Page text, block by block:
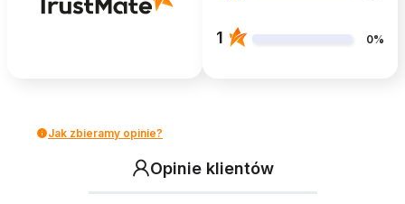
1 0%
Jak zbieramy opinie?
Opinie klientów